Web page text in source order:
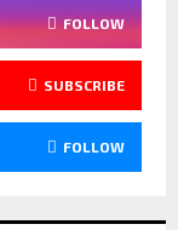
FOLLOW
SUBSCRIBE
FOLLOW